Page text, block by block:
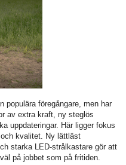
populära föregångare, men har
av extra kraft, ny steglös
uppdateringar. Här ligger fokus
kvalitet. Ny lättläst
starka LED-strålkastare gör att
på jobbet som på fritiden.